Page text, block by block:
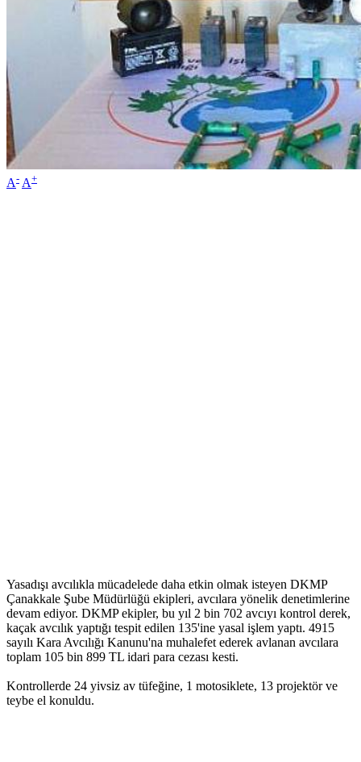
A- A+
Yasadışı avcılıkla mücadelede daha etkin olmak isteyen DKMP
Çanakkale Şube Müdürlüğü ekipleri, avcılara yönelik denetimlerine
devam ediyor. DKMP ekipler, bu yıl 2 bin 702 avcıyı kontrol derek,
kaçak avcılık yaptığı tespit edilen 135'ine yasal işlem yaptı. 4915
sayılı Kara Avcılığı Kanunu'na muhalefet ederek avlanan avcılara
toplam 105 bin 899 TL idari para cezası kesti.
Kontrollerde 24 yivsiz av tüfeğine, 1 motosiklete, 13 projektör ve
teybe el konuldu.